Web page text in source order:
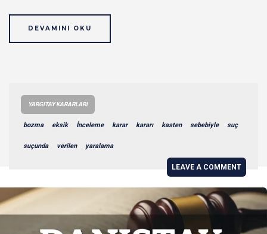
DEVAMINI OKU
YARGITAY KARARLARI
bozma eksik İnceleme karar kararı kasten sebebiyle suç
suçunda verilen yaralama
LEAVE A COMMENT